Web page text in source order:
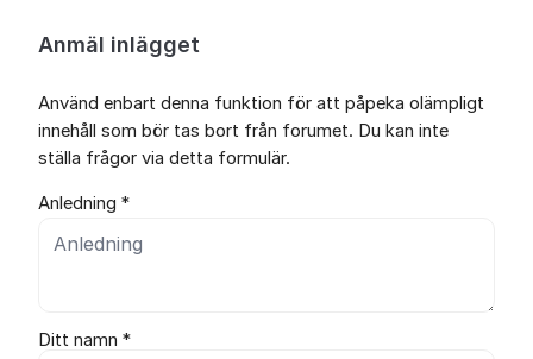
Anmäl inlägget
Använd enbart denna funktion för att påpeka olämpligt
innehåll som bör tas bort från forumet. Du kan inte
ställa frågor via detta formulär.
Anledning *
Ditt namn *